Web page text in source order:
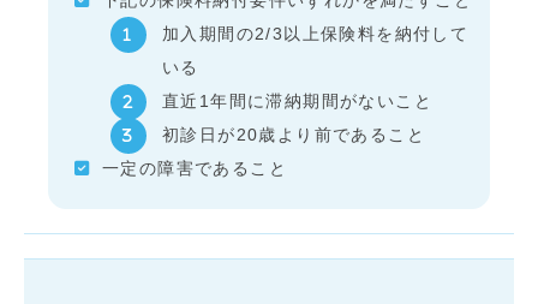
加入期間の2/3以上保険料を納付して
いる
直近1年間に滞納期間がないこと
初診日が20歳より前であること
一定の障害であること